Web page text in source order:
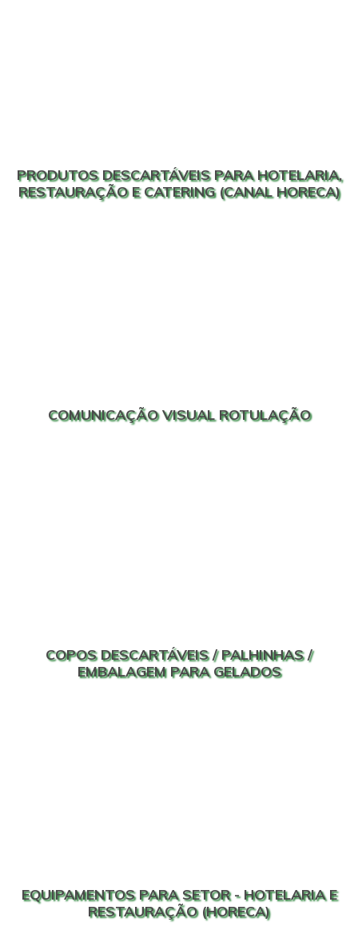
PRODUTOS DESCARTÁVEIS PARA HOTELARIA,
RESTAURAÇÃO E CATERING (CANAL HORECA)
COMUNICAÇÃO VISUAL ROTULAÇÃO
COPOS DESCARTÁVEIS / PALHINHAS /
EMBALAGEM PARA GELADOS
EQUIPAMENTOS PARA SETOR - HOTELARIA E
RESTAURAÇÃO (HORECA)